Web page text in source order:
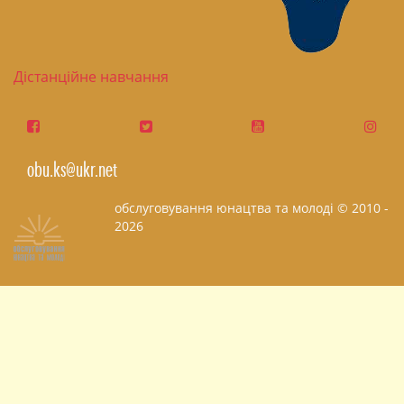
Дістанційне навчання
obu.ks@ukr.net
обслуговування юнацтва та молоді © 2010 -
2026